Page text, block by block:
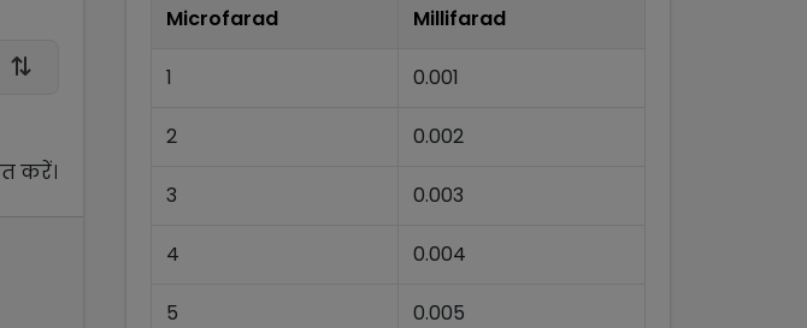
करें।
Microfarad Millifarad
1 0.001
2 0.002
3 0.003
4 0.004
5 0.005